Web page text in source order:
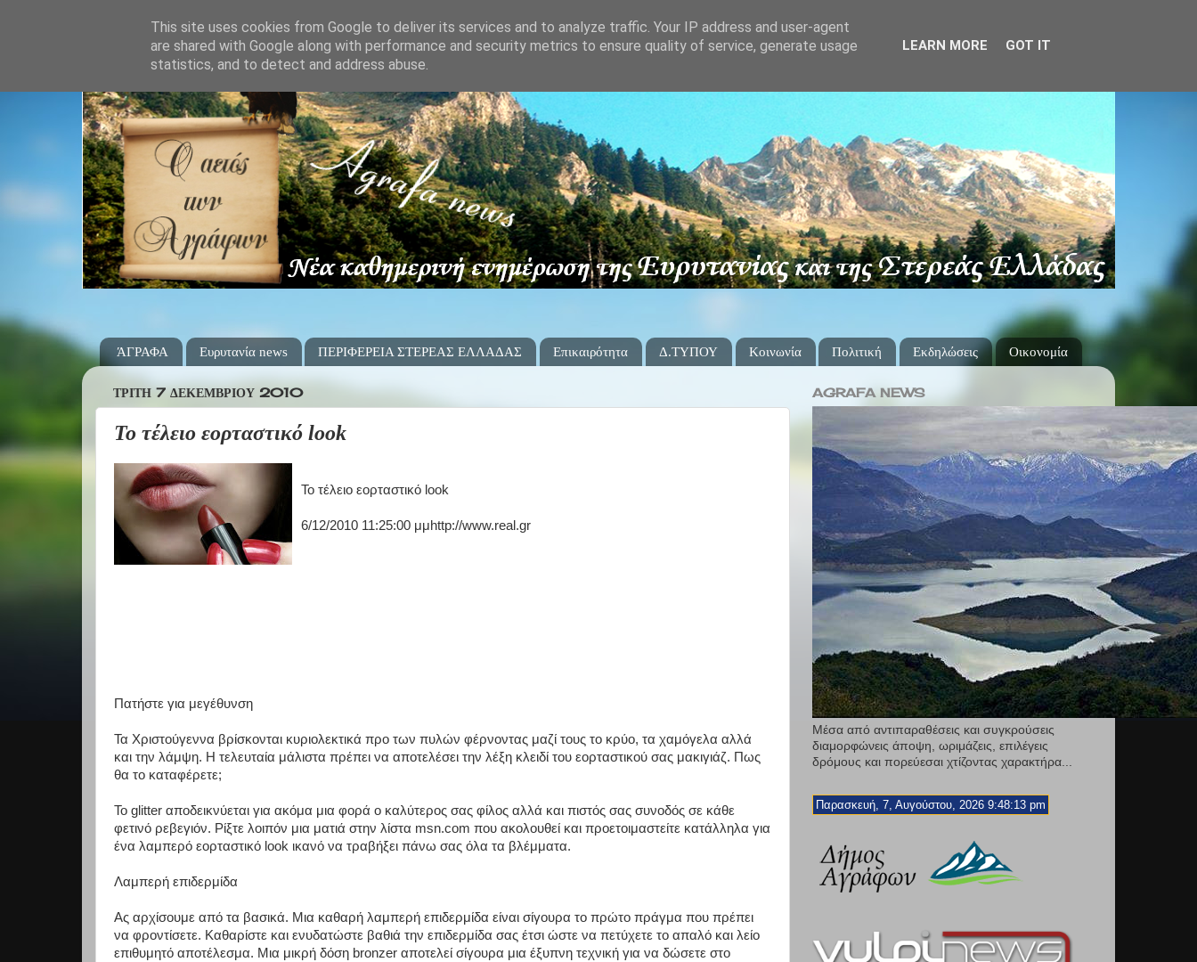
ΆΓΡΑΦΑ Ευρυτανία news ΠΕΡΙΦΕΡΕΙΑ ΣΤΕΡΕΑΣ ΕΛΛΑΔΑΣ Επικαιρότητα Δ.ΤΥΠΟΥ Κοινωνία Πολιτική Εκδηλώσεις Οικονομία
ΤΡΊΤΗ 7 ΔΕΚΕΜΒΡΊΟΥ 2010
Το τέλειο εορταστικό look
Το τέλειο εορταστικό look
6/12/2010 11:25:00 μμhttp://www.real.gr
Πατήστε για μεγέθυνση
Τα Χριστούγεννα βρίσκονται κυριολεκτικά προ των πυλών φέρνοντας μαζί τους το κρύο, τα χαμόγελα αλλά
και την λάμψη. Η τελευταία μάλιστα πρέπει να αποτελέσει την λέξη κλειδί του εορταστικού σας μακιγιάζ. Πως
θα το καταφέρετε;
Το glitter αποδεικνύεται για ακόμα μια φορά ο καλύτερος σας φίλος αλλά και πιστός σας συνοδός σε κάθε
φετινό ρεβεγιόν. Ρίξτε λοιπόν μια ματιά στην λίστα msn.com που ακολουθεί και προετοιμαστείτε κατάλληλα για
ένα λαμπερό εορταστικό look ικανό να τραβήξει πάνω σας όλα τα βλέμματα.
Λαμπερή επιδερμίδα
Ας αρχίσουμε από τα βασικά. Μια καθαρή λαμπερή επιδερμίδα είναι σίγουρα το πρώτο πράγμα που πρέπει
να φροντίσετε. Καθαρίστε και ενυδατώστε βαθιά την επιδερμίδα σας έτσι ώστε να πετύχετε το απαλό και λείο
επιθυμητό αποτέλεσμα. Μια μικρή δόση bronzer αποτελεί σίγουρα μια έξυπνη τεχνική για να δώσετε στο
AGRAFA NEWS
Μέσα από αντιπαραθέσεις και συγκρούσεις
διαμορφώνεις άποψη, ωριμάζεις, επιλέγεις
δρόμους και πορεύεσαι χτίζοντας χαρακτήρα...
Παρασκευή, 7, Αυγούστου, 2026 9:48:14 pm
This site uses cookies from Google to deliver its services and to analyze traffic. Your IP address and user-agent
are shared with Google along with performance and security metrics to ensure quality of service, generate usage
statistics, and to detect and address abuse.
LEARN MORE GOT IT